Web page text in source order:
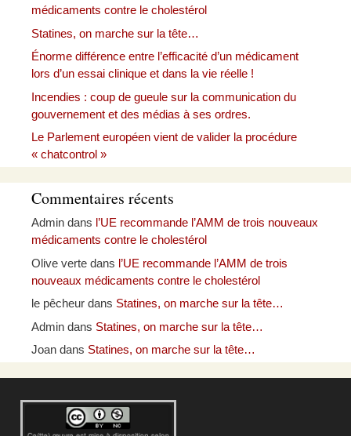
médicaments contre le cholestérol
Statines, on marche sur la tête…
Énorme différence entre l’efficacité d’un médicament
lors d’un essai clinique et dans la vie réelle !
Incendies : coup de gueule sur la communication du
gouvernement et des médias à ses ordres.
Le Parlement européen vient de valider la procédure
« chatcontrol »
Commentaires récents
Admin dans l’UE recommande l’AMM de trois nouveaux
médicaments contre le cholestérol
Olive verte dans l’UE recommande l’AMM de trois
nouveaux médicaments contre le cholestérol
le pêcheur dans Statines, on marche sur la tête…
Admin dans Statines, on marche sur la tête…
Joan dans Statines, on marche sur la tête…